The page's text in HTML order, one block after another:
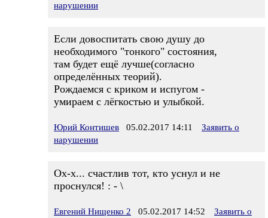
нарушении
Если довоспитать свою душу до
необходимого "тонкого" состояния,
там будет ещё лучше(согласно
определённых теорий).
Рождаемся с криком и испугом -
умираем с лёгкостью и улыбкой.
Юрий Контишев 05.02.2017 14:11
Заявить о
нарушении
Ох-х... счастлив тот, кто уснул и не
проснулся! : - \
Евгений Нищенко 2 05.02.2017 14:52
Заявить о